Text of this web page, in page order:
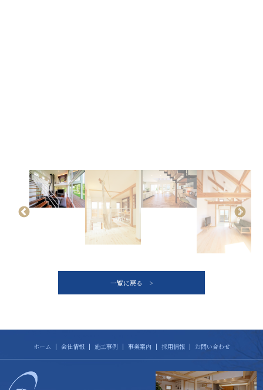
一覧に戻る >
ホーム 会社情報 施工事例 事業案内 採用情報 お問い合わせ